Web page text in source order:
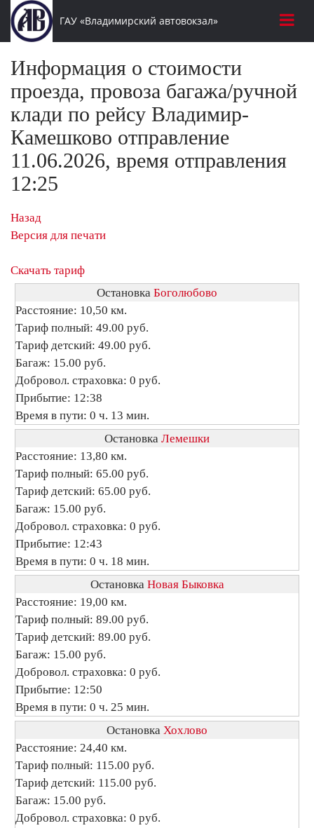
ГАУ «Владимирский автовокзал»
Информация о стоимости
проезда, провоза багажа/ручной
клади по рейсу Владимир-
Камешково отправление
11.06.2026, время отправления
12:25
Назад
Версия для печати
Скачать тариф
Остановка Боголюбово
Расстояние: 10,50 км.
Тариф полный: 49.00 руб.
Тариф детский: 49.00 руб.
Багаж: 15.00 руб.
Добровол. страховка: 0 руб.
Прибытие: 12:38
Время в пути: 0 ч. 13 мин.
Остановка Лемешки
Расстояние: 13,80 км.
Тариф полный: 65.00 руб.
Тариф детский: 65.00 руб.
Багаж: 15.00 руб.
Добровол. страховка: 0 руб.
Прибытие: 12:43
Время в пути: 0 ч. 18 мин.
Остановка Новая Быковка
Расстояние: 19,00 км.
Тариф полный: 89.00 руб.
Тариф детский: 89.00 руб.
Багаж: 15.00 руб.
Добровол. страховка: 0 руб.
Прибытие: 12:50
Время в пути: 0 ч. 25 мин.
Остановка Хохлово
Расстояние: 24,40 км.
Тариф полный: 115.00 руб.
Тариф детский: 115.00 руб.
Багаж: 15.00 руб.
Добровол. страховка: 0 руб.